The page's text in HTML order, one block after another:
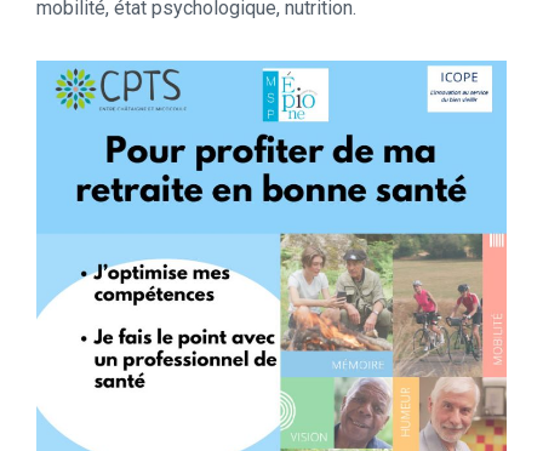
mobilité, état psychologique, nutrition.